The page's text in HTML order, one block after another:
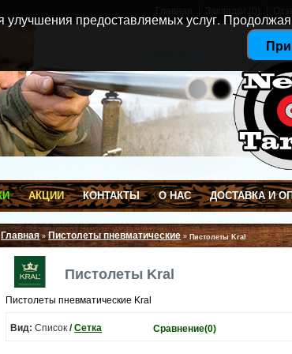
АКЦИИ КОНТАКТЫ О НАС ДОСТАВКА И
Главная»Пистолеты пневматические»Пистолеты Kral
Пистолеты Kral
Пистолеты пневматические Kral
Вид: Список/ Сетка Сравнение(0)
предоставляемых услуг.